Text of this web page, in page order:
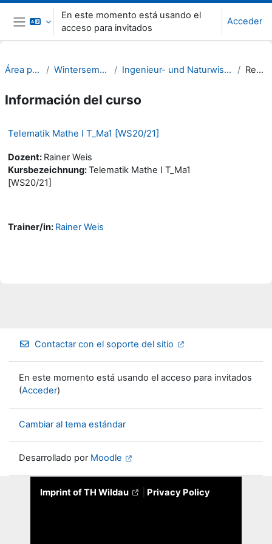
Salta al contenido principal
Panel lateral
En este momento está usando el
acceso para invitados
Acceder
Área personal Wintersemester 20/21 Ingenieur- und Naturwissenschaften (INW) Resumen
Información del curso
Telematik Mathe I T_Ma1 [WS20/21]
Dozent: Rainer Weis
Kursbezeichnung:Telematik Mathe I T_Ma1
[WS20/21]
Trainer/in: Rainer Weis
Contactar con el soporte del sitio
En este momento está usando el acceso para invitados
(Acceder)
Cambiar al tema estándar
Desarrollado por Moodle
Imprint of TH Wildau Privacy Policy